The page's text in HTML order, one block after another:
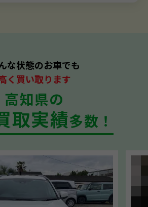
な状態のお車でも
く買い取ります
高知県の
取実績多数！